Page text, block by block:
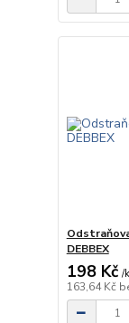
DEBBEX
198 Kč /
163,64 Kč